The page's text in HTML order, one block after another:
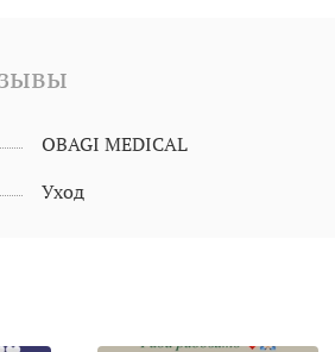
OBAGI MEDICAL
Уход